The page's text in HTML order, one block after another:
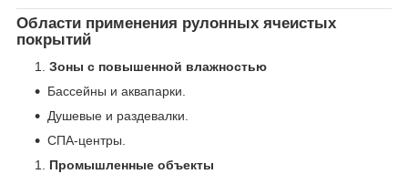
Области применения рулонных ячеистых
покрытий
Зоны с повышенной влажностью
Бассейны и аквапарки.
Душевые и раздевалки.
СПА-центры.
Промышленные объекты